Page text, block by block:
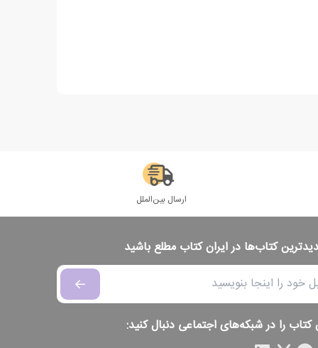
ارسال بین‌الملل
کتاب‌ها در ایران کتاب مطلع باشید
کتاب را در شبکه‌های اجتماعی دنبال کنید: